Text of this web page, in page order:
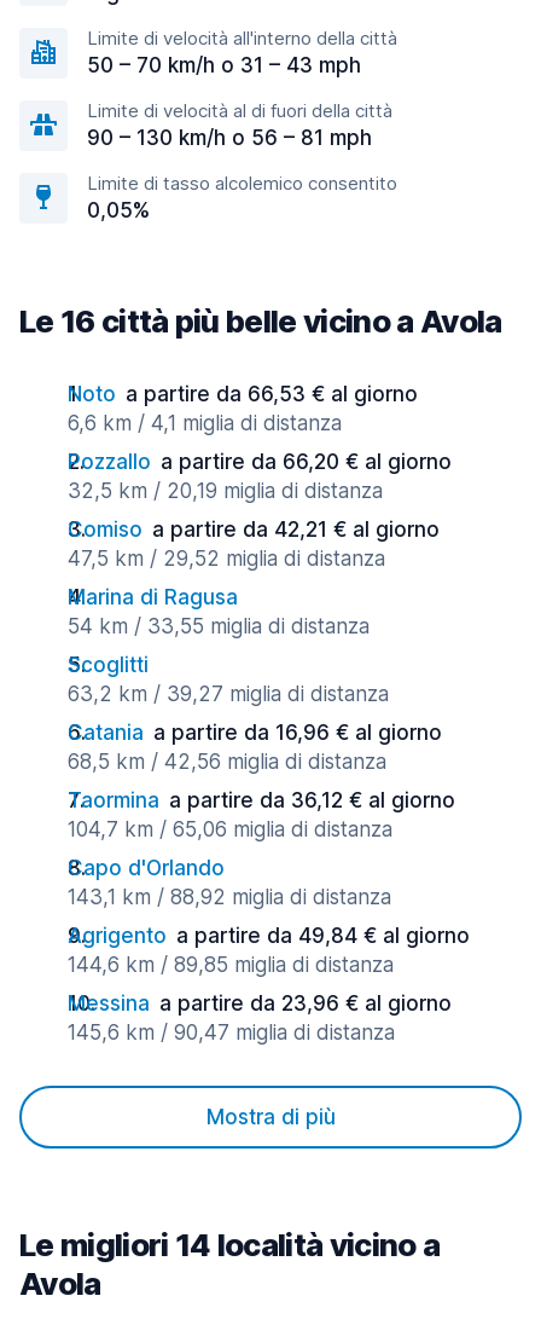
Limite di velocità all'interno della città
50 – 70 km/h o 31 – 43 mph
Limite di velocità al di fuori della città
90 – 130 km/h o 56 – 81 mph
Limite di tasso alcolemico consentito
0,05%
Le 16 città più belle vicino a Avola
Noto a partire da 66,53 € al giorno
6,6 km / 4,1 miglia di distanza
Pozzallo a partire da 66,20 € al giorno
32,5 km / 20,19 miglia di distanza
Comiso a partire da 42,21 € al giorno
47,5 km / 29,52 miglia di distanza
Marina di Ragusa
54 km / 33,55 miglia di distanza
Scoglitti
63,2 km / 39,27 miglia di distanza
Catania a partire da 16,96 € al giorno
68,5 km / 42,56 miglia di distanza
Taormina a partire da 36,12 € al giorno
104,7 km / 65,06 miglia di distanza
Capo d'Orlando
143,1 km / 88,92 miglia di distanza
Agrigento a partire da 49,84 € al giorno
144,6 km / 89,85 miglia di distanza
Messina a partire da 23,96 € al giorno
145,6 km / 90,47 miglia di distanza
Mostra di più
Le migliori 14 località vicino a
Avola